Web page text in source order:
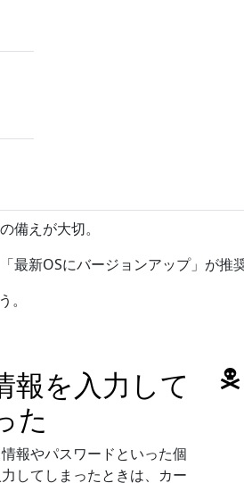
備えが大切。
最新OSにバージョンアップ」が推
報を入力して
た
報やパスワードといった個
してしまったときは、カー